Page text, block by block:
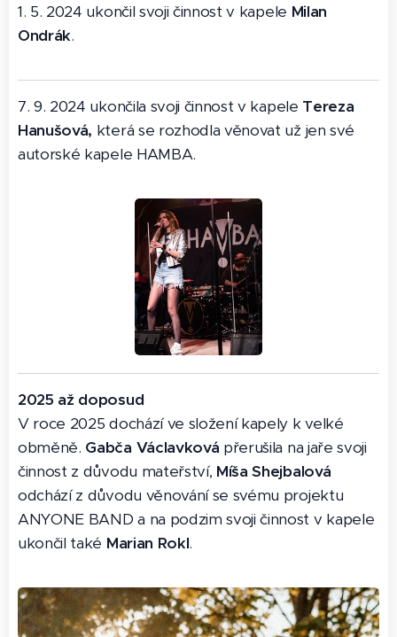
1. 5. 2024 ukončil svoji činnost v kapele Milan
Ondrák.
7. 9. 2024 ukončila svoji činnost v kapele Tereza
Hanušová, která se rozhodla věnovat už jen své
autorské kapele HAMBA.
2025 až doposud
V roce 2025 dochází ve složení kapely k velké
obměně. Gabča Václavková přerušila na jaře svoji
činnost z důvodu mateřství, Míša Shejbalová
odchází z důvodu věnování se svému projektu
ANYONE BAND a na podzim svoji činnost v kapele
ukončil také Marian Rokl.